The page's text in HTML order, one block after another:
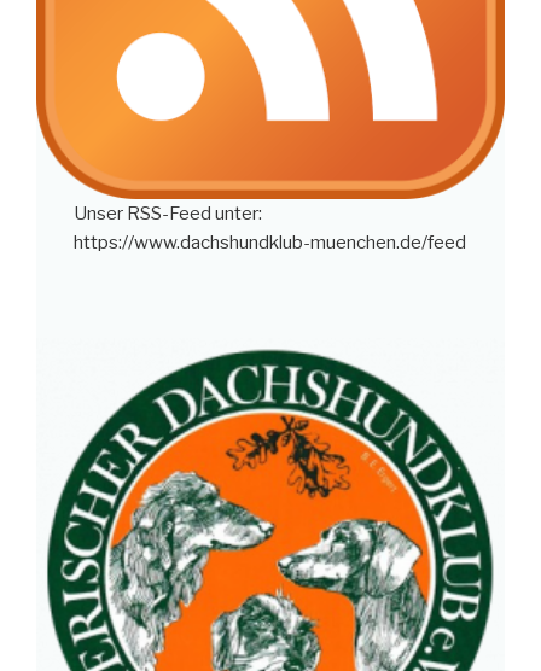
Unser RSS-Feed unter:
https://www.dachshundklub-muenchen.de/feed